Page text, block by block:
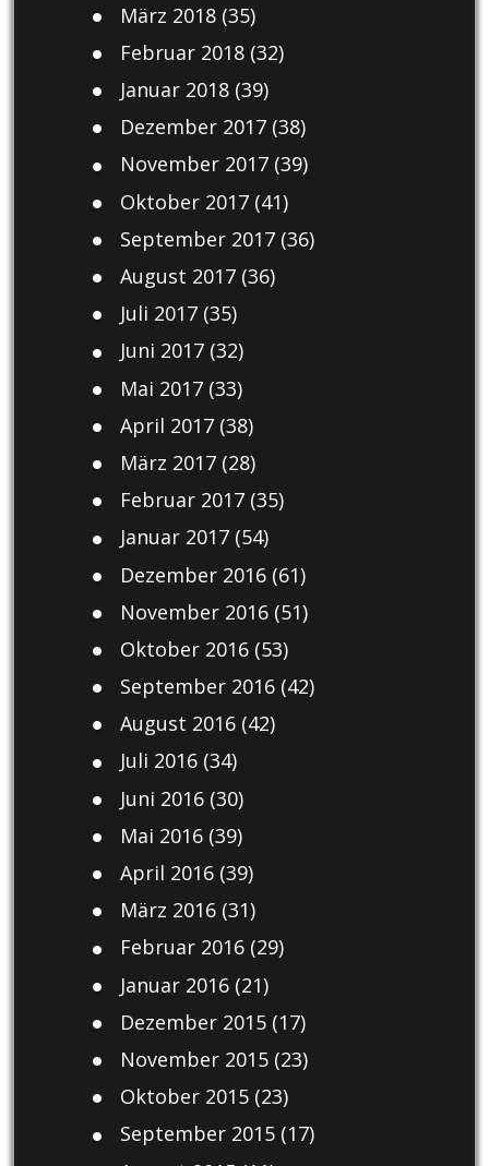
März 2018(35)
Februar 2018(32)
Januar 2018(39)
Dezember 2017(38)
November 2017(39)
Oktober 2017(41)
September 2017(36)
August 2017(36)
Juli 2017(35)
Juni 2017(32)
Mai 2017(33)
April 2017(38)
März 2017(28)
Februar 2017(35)
Januar 2017(54)
Dezember 2016(61)
November 2016(51)
Oktober 2016(53)
September 2016(42)
August 2016(42)
Juli 2016(34)
Juni 2016(30)
Mai 2016(39)
April 2016(39)
März 2016(31)
Februar 2016(29)
Januar 2016(21)
Dezember 2015(17)
November 2015(23)
Oktober 2015(23)
September 2015(17)